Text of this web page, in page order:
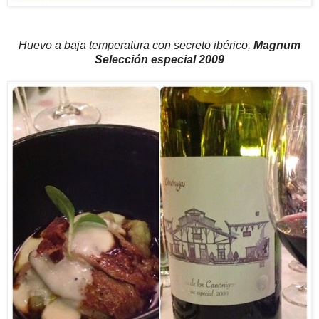
Huevo a baja temperatura con secreto ibérico, Magnum
Selección especial 2009